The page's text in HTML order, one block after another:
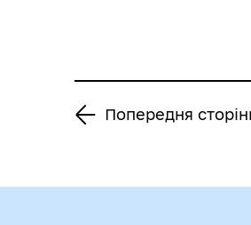
Порядку
Програми
Попередня